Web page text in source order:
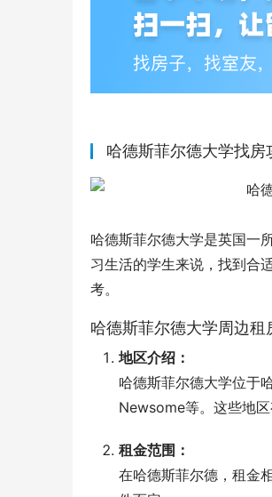
哈德斯菲尔德大学找
哈德斯菲尔德大学是英国一
习生活的学生来说，找到合
考。
哈德斯菲尔德大学周边租
地区介绍：
哈德斯菲尔德大学位于
Newsome等。这些地区
租金范围：
在哈德斯菲尔德，租金